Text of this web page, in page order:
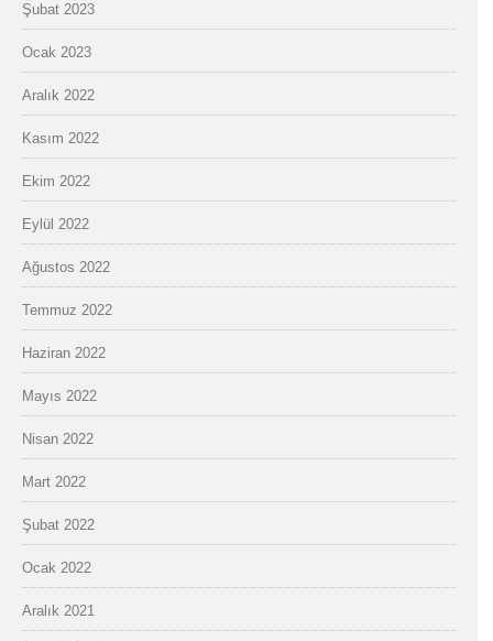
Şubat 2023
Ocak 2023
Aralık 2022
Kasım 2022
Ekim 2022
Eylül 2022
Ağustos 2022
Temmuz 2022
Haziran 2022
Mayıs 2022
Nisan 2022
Mart 2022
Şubat 2022
Ocak 2022
Aralık 2021